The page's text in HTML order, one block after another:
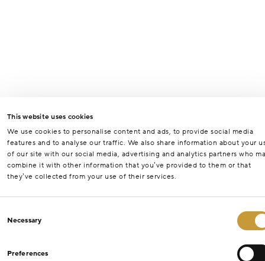
This website uses cookies
We use cookies to personalise content and ads, to provide social media
features and to analyse our traffic. We also share information about your
of our site with our social media, advertising and analytics partners who
combine it with other information that you’ve provided to them or that
they’ve collected from your use of their services.
Selection
Necessary
Preferences